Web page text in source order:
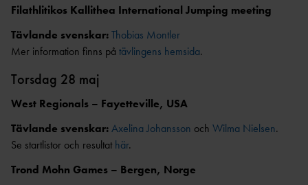
FRIIDROTT
FRIIDROTTENS SPELREGLER -
UPPFÖRANDEKOD
ELITFRIIDROTT & STUDIER
FRIIDROTTSSATSNING
SVENSKA
LAG-
ANSÖKA OM SANKTION
WORLD ATHLETICS GLOBAL
CALENDAR
A
LÅNGLOP
Filathlitikos Kallithea International Jumping meeting
Tävlande svenskar:Thobias Montler
Mer information finns på tävlingens hemsida.
Torsdag 28 maj
West Regionals – Fayetteville, USA
Tävlande svenskar:Axelina Johansson och Wilma Nielsen.
Se startlistor och resultathär.
Trond Mohn Games – Bergen, Norge